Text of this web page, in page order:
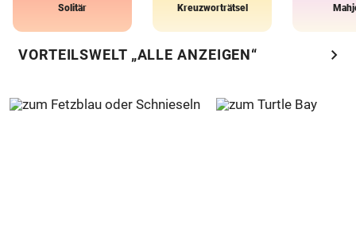
Solitär Kreuzworträtsel
VORTEILSWELT „ALLE ANZEIGEN“ chevron_right